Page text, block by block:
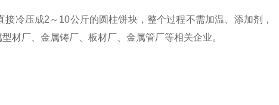
冷压成2～10公斤的圆柱饼块，整个过程不需加温、添加剂，
材厂、金属铸厂、板材厂、金属管厂等相关企业。